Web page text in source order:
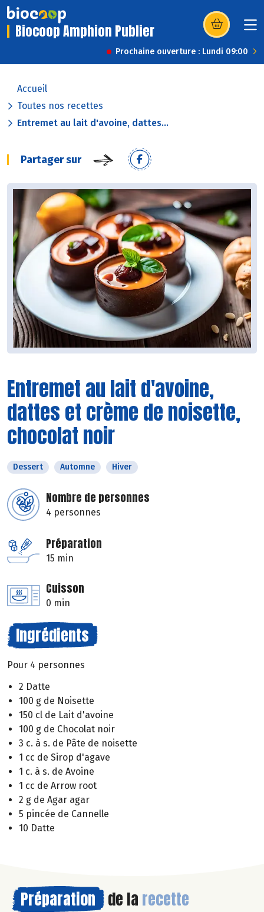
Biocoop Amphion Publier (s’ouvre dans
Prochaine ouverture : Lundi 09:00
Accueil
Toutes nos recettes
Entremet au lait d'avoine, dattes...
Partager sur
Entremet au lait d'avoine,
dattes et crème de noisette,
chocolat noir
Dessert Automne Hiver
Nombre de personnes
4 personnes
Préparation
15 min
Cuisson
0 min
Ingrédients
Pour 4 personnes
2 Datte
100 g de Noisette
150 cl de Lait d'avoine
100 g de Chocolat noir
3 c. à s. de Pâte de noisette
1 cc de Sirop d'agave
1 c. à s. de Avoine
1 cc de Arrow root
2 g de Agar agar
5 pincée de Cannelle
10 Datte
Préparation de la recette